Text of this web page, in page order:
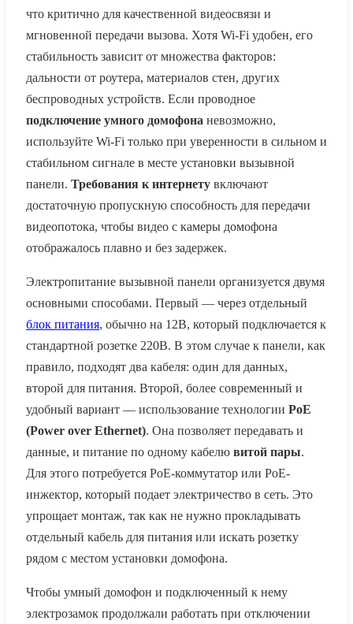
что критично для качественной видеосвязи и
мгновенной передачи вызова. Хотя Wi-Fi удобен, его
стабильность зависит от множества факторов:
дальности от роутера, материалов стен, других
беспроводных устройств. Если проводное
подключение умного домофона невозможно,
используйте Wi-Fi только при уверенности в сильном и
стабильном сигнале в месте установки вызывной
панели. Требования к интернету включают
достаточную пропускную способность для передачи
видеопотока, чтобы видео с камеры домофона
отображалось плавно и без задержек.
Электропитание вызывной панели организуется двумя
основными способами. Первый — через отдельный
блок питания, обычно на 12В, который подключается к
стандартной розетке 220В. В этом случае к панели, как
правило, подходят два кабеля: один для данных,
второй для питания. Второй, более современный и
удобный вариант — использование технологии PoE
(Power over Ethernet). Она позволяет передавать и
данные, и питание по одному кабелю витой пары.
Для этого потребуется PoE-коммутатор или PoE-
инжектор, который подает электричество в сеть. Это
упрощает монтаж, так как не нужно прокладывать
отдельный кабель для питания или искать розетку
рядом с местом установки домофона.
Чтобы умный домофон и подключенный к нему
электрозамок продолжали работать при отключении